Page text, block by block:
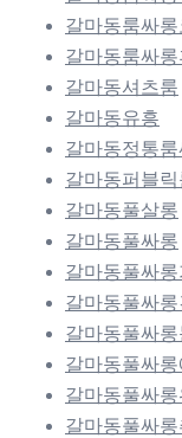
갈마동룸싸롱
갈마동룸싸롱
갈마동셔츠룸
갈마동유흥
갈마동정통룸
갈마동퍼블릭
갈마동풀살롱
갈마동풀싸롱
갈마동풀싸롱
갈마동풀싸롱
갈마동풀싸롱
갈마동풀싸
갈마동풀싸롱
갈마동풀싸롱